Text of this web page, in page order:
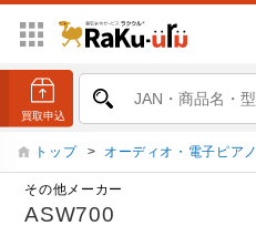
トップ > オーディオ・電子ピアノ
その他メーカー
ASW700